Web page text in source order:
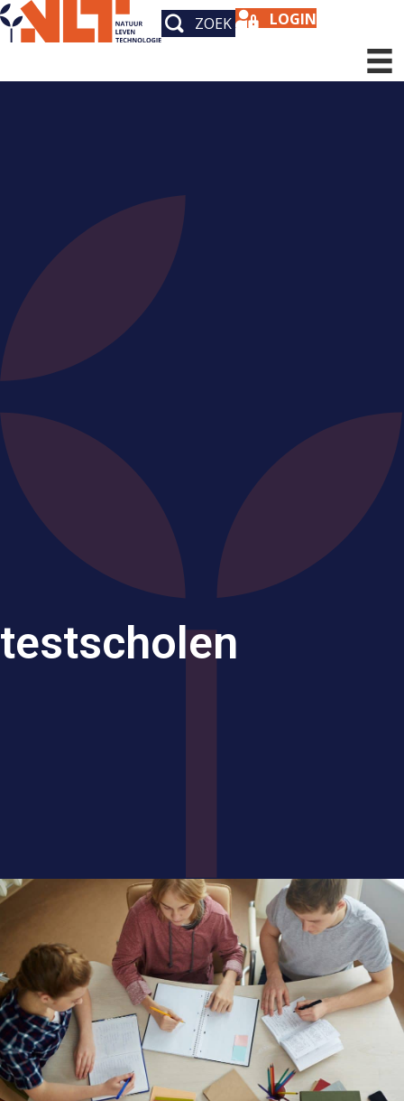
ZOEK LOGIN
testscholen